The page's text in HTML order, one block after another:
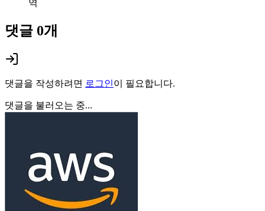
역
댓글 0개
댓글을 작성하려면 로그인이 필요합니다.
댓글을 불러오는 중...